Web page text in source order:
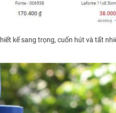
kế sang trọng, cuốn hút và tất